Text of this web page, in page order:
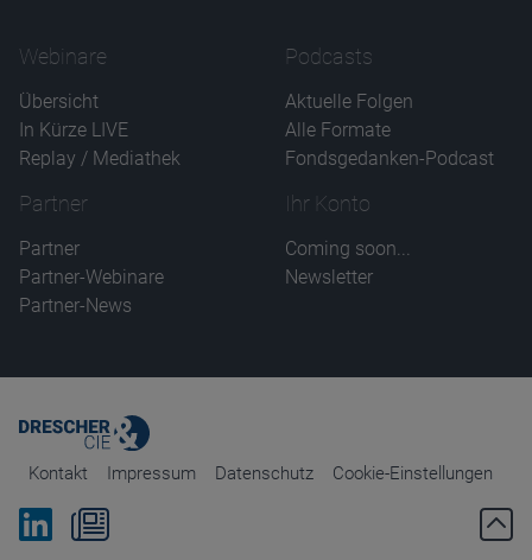
Webinare
Übersicht
In Kürze LIVE
Replay / Mediathek
Podcasts
Aktuelle Folgen
Alle Formate
Fondsgedanken-Podcast
Partner
Partner
Partner-Webinare
Partner-News
Ihr Konto
Coming soon...
Newsletter
Kontakt Impressum Datenschutz Cookie-Einstellungen
Bei Linkedin folgen
Zum Newsletter anmelden